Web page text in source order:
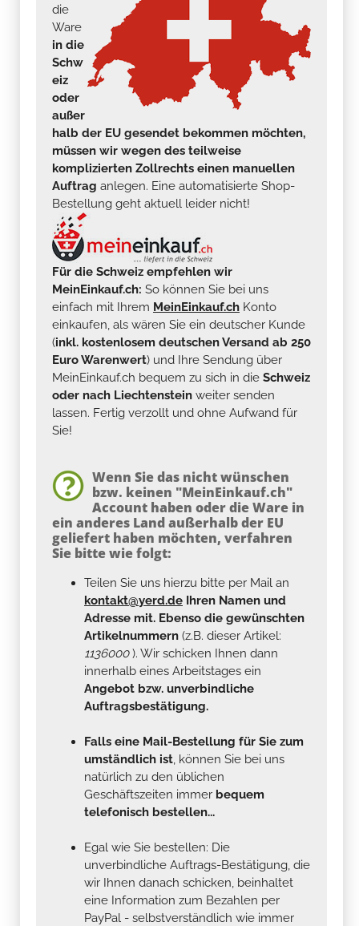
die
Ware
in die
Schw
eiz
oder
außer
halb der EU gesendet bekommen möchten,
müssen wir wegen des teilweise
komplizierten Zollrechts einen manuellen
Auftrag anlegen. Eine automatisierte Shop-
Bestellung geht aktuell leider nicht!
Für die Schweiz empfehlen wir
MeinEinkauf.ch: So können Sie bei uns
einfach mit Ihrem MeinEinkauf.ch Konto
einkaufen, als wären Sie ein deutscher Kunde
(inkl. kostenlosem deutschen Versand ab 250
Euro Warenwert) und Ihre Sendung über
MeinEinkauf.ch bequem zu sich in die Schweiz
oder nach Liechtenstein weiter senden
lassen. Fertig verzollt und ohne Aufwand für
Sie!
Wenn Sie das nicht wünschen
bzw. keinen "MeinEinkauf.ch"
Account haben oder die Ware in
ein anderes Land außerhalb der EU
geliefert haben möchten, verfahren
Sie bitte wie folgt:
Teilen Sie uns hierzu bitte per Mail an
kontakt@yerd.de Ihren Namen und
Adresse mit. Ebenso die gewünschten
Artikelnummern (z.B. dieser Artikel:
1136000). Wir schicken Ihnen dann
innerhalb eines Arbeitstages ein
Angebot bzw. unverbindliche
Auftragsbestätigung.
Falls eine Mail-Bestellung für Sie zum
umständlich ist, können Sie bei uns
natürlich zu den üblichen
Geschäftszeiten immer bequem
telefonisch bestellen...
Egal wie Sie bestellen: Die
unverbindliche Auftrags-Bestätigung, die
wir Ihnen danach schicken, beinhaltet
eine Information zum Bezahlen per
PayPal - selbstverständlich wie immer